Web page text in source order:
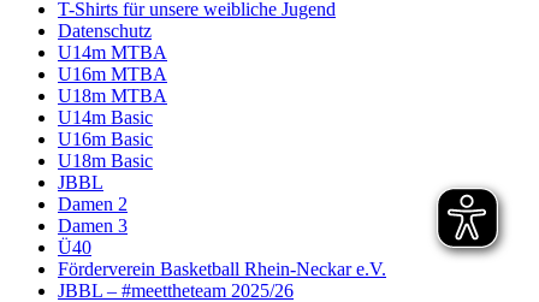
T-Shirts für unsere weibliche Jugend
Datenschutz
U14m MTBA
U16m MTBA
U18m MTBA
U14m Basic
U16m Basic
U18m Basic
JBBL
Damen 2
Damen 3
Ü40
Förderverein Basketball Rhein-Neckar e.V.
JBBL – #meettheteam 2025/26